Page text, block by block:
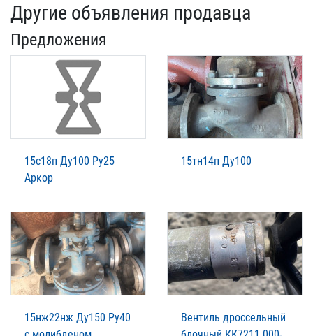
Другие объявления продавца
Предложения
15с18п Ду100 Ру25
Аркор
15тн14п Ду100
15нж22нж Ду150 Ру40
Вентиль дроссельный